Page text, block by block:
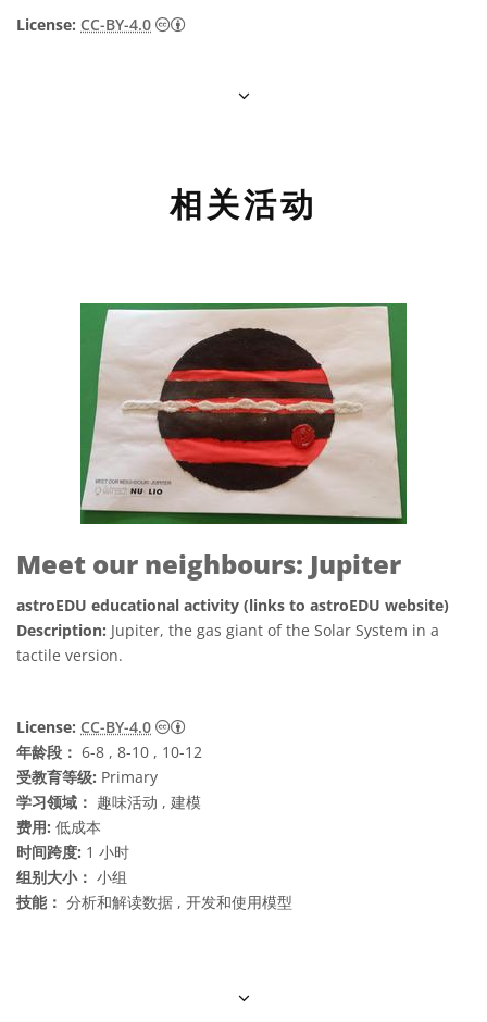
License: CC-BY-4.0 知识共享许可协议 署名 4.0 国际 (CC BY
相关活动
Meet our neighbours: Jupiter
astroEDU educational activity (links to astroEDU website)
Description: Jupiter, the gas giant of the Solar System in a
tactile version.
License: CC-BY-4.0
知识共享许可协议 署名 4.0 国际 (CC BY
年龄段： 6-8 , 8-10 , 10-12
受教育等级: Primary
学习领域： 趣味活动 , 建模
费用: 低成本
时间跨度: 1 小时
组别大小： 小组
技能： 分析和解读数据 , 开发和使用模型